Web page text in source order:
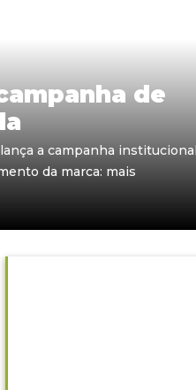
de
a campanha institucional
da marca: mais